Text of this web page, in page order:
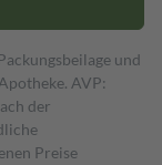
und
AVP:
der
Preise